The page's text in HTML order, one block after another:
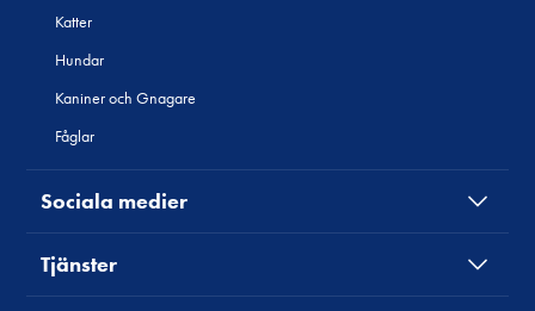
Katter
Hundar
Kaniner och Gnagare
Fåglar
Sociala medier
Tjänster